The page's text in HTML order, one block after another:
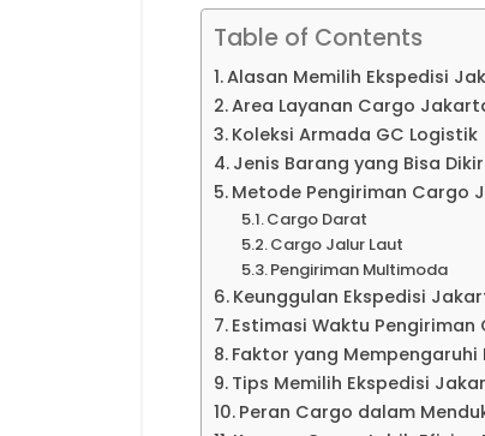
Table of Contents
Alasan Memilih Ekspedisi
Area Layanan Cargo
Koleksi Armada GC Logistik
Jenis Barang yang Bisa
Metode Pengiriman Cargo
Cargo Darat
Cargo Jalur Laut
Pengiriman Multimoda
Keunggulan Ekspedisi
Estimasi Waktu Pengiriman
Faktor yang
Tips Memilih Ekspedisi
Peran Cargo dalam